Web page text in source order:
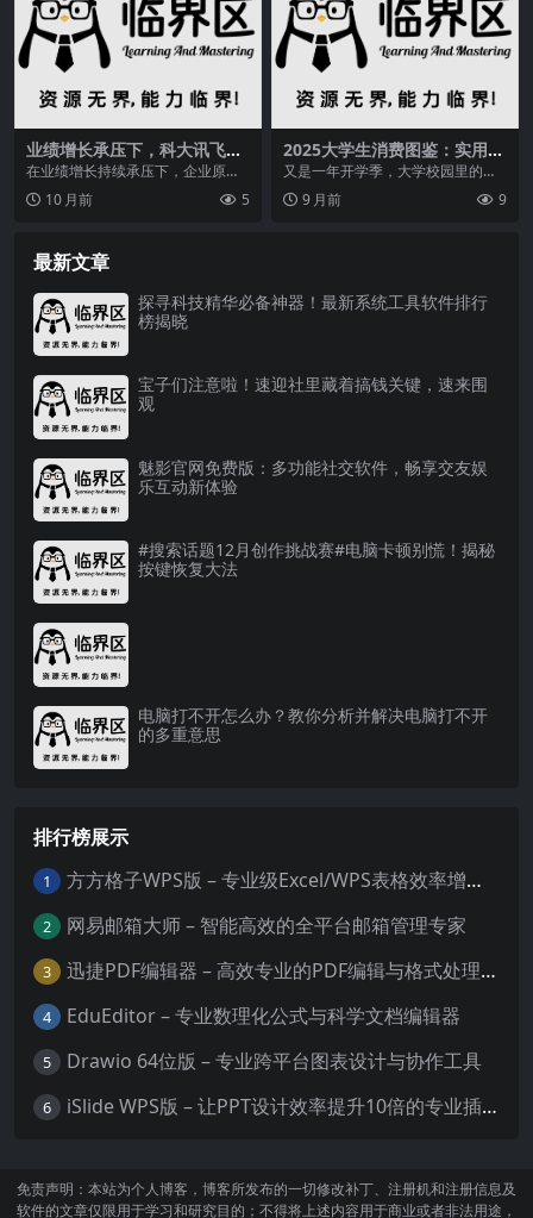
业绩增长承压下，科大讯飞智
能办公本X3如何助力企业转
型？
在业绩增长持续承压下，企业原有
办公体系协作能力不足、效率不高
等问题逐渐显露。因此...
10 月前 5
2025大学生消费图鉴：实用主
义与体验消费并存，旅行成情
绪价值首选
又是一年开学季，大学校园里的消
费风潮，又有了新变化。作为数字
原住民的00后们，消...
9 月前 9
最新文章
探寻科技精华必备神器！最新系统工具软件排行
榜揭晓
宝子们注意啦！速迎社里藏着搞钱关键，速来围
观
魅影官网免费版：多功能社交软件，畅享交友娱
乐互动新体验
#搜索话题12月创作挑战赛#电脑卡顿别慌！揭秘
按键恢复大法
电脑打不开怎么办？教你分析并解决电脑打不开
的多重意思
排行榜展示
1 方方格子WPS版 – 专业级Excel/WPS表格效率增强插件
2 网易邮箱大师 – 智能高效的全平台邮箱管理专家
3 迅捷PDF编辑器 – 高效专业的PDF编辑与格式处理工具
4 EduEditor – 专业数理化公式与科学文档编辑器
5 Drawio 64位版 – 专业跨平台图表设计与协作工具
6 iSlide WPS版 – 让PPT设计效率提升10倍的专业插件
免责声明：本站为个人博客，博客所发布的一切修改补丁、注册机和注册信息及
软件的文章仅限用于学习和研究目的；不得将上述内容用于商业或者非法用途，